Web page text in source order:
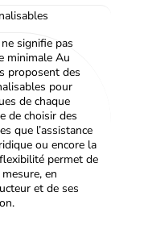
signifie pas
minimale Au
proposent des
pour
de chaque
de choisir des
que l’assistance
ou encore la
permet de
en
et de ses